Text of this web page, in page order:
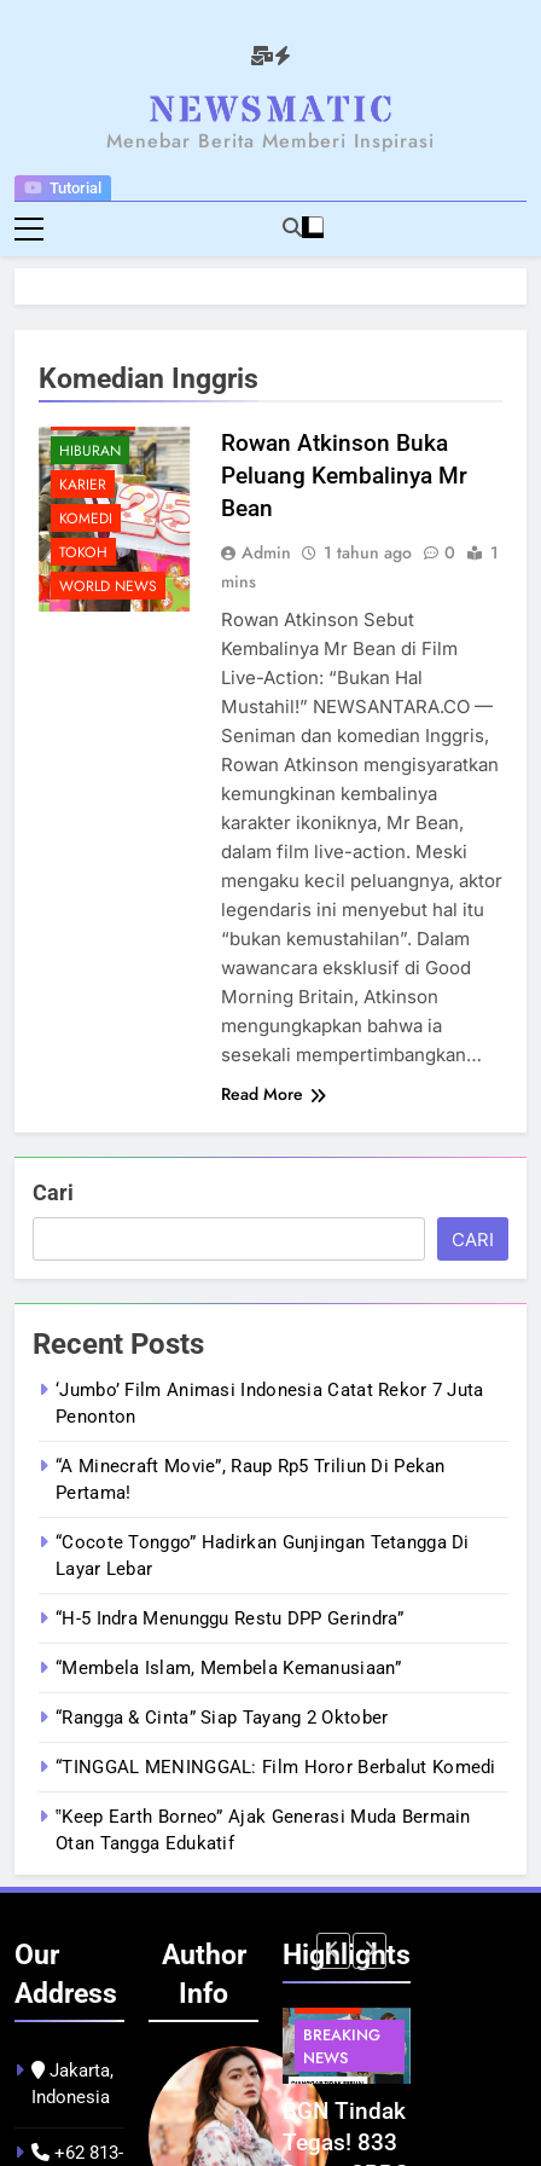
Tutorial
NEWSANTARA
Menebar Berita Memberi Inspirasi
Komedian Inggris
BREAKING NEWS
HIBURAN
KARIER
KOMEDI
TOKOH
WORLD NEWS
Rowan Atkinson Buka
Peluang Kembalinya Mr
Bean
Admin 1 tahun ago 0
1
mins
Rowan Atkinson Sebut
Kembalinya Mr Bean di Film
Live-Action: “Bukan Hal
Mustahil!” NEWSANTARA.CO —
Seniman dan komedian Inggris,
Rowan Atkinson mengisyaratkan
kemungkinan kembalinya
karakter ikoniknya, Mr Bean,
dalam film live-action. Meski
mengaku kecil peluangnya, aktor
legendaris ini menyebut hal itu
“bukan kemustahilan”. Dalam
wawancara eksklusif di Good
Morning Britain, Atkinson
mengungkapkan bahwa ia
sesekali mempertimbangkan…
Read More
Cari
CARI
Recent Posts
‘Jumbo’ Film Animasi Indonesia Catat Rekor 7 Juta
Penonton
“A Minecraft Movie”, Raup Rp5 Triliun Di Pekan
Pertama!
“Cocote Tonggo” Hadirkan Gunjingan Tetangga Di
Layar Lebar
“H-5 Indra Menunggu Restu DPP Gerindra”
“Membela Islam, Membela Kemanusiaan”
“Rangga & Cinta” Siap Tayang 2 Oktober
“TINGGAL MENINGGAL: Film Horor Berbalut Komedi
‟Keep Earth Borneo” Ajak Generasi Muda Bermain
Otan Tangga Edukatif
Our
Address
Jakarta,
Indonesia
+62 813-
Author
Info
Highlights
BERITA
BUDAYA
Pontianak
dalam Peta
BERITA
NEWS
Festival
Budaya
BREAKING
NEWS
BGN Tindak
Tegas! 833